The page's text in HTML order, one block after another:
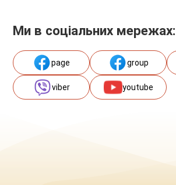
Ми в соціальних мережах:
page group
viber youtube